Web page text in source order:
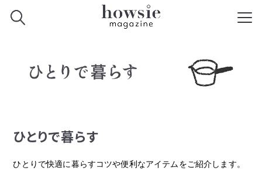
ひとりで暮らす
ひとりで快適に暮らすコツや便利なアイテムをご紹介します。